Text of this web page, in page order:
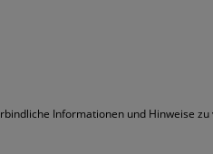
Informationen und Hinweise